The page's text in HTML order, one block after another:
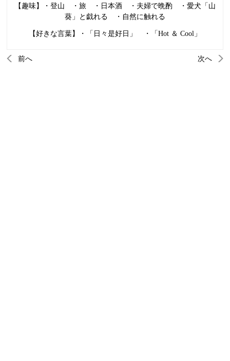
【趣味】・登山 ・旅 ・日本酒 ・夫婦で晩酌 ・愛犬「山
葵」と戯れる ・自然に触れる
【好きな言葉】・「日々是好日」 ・「Hot ＆ Cool」
前へ 次へ